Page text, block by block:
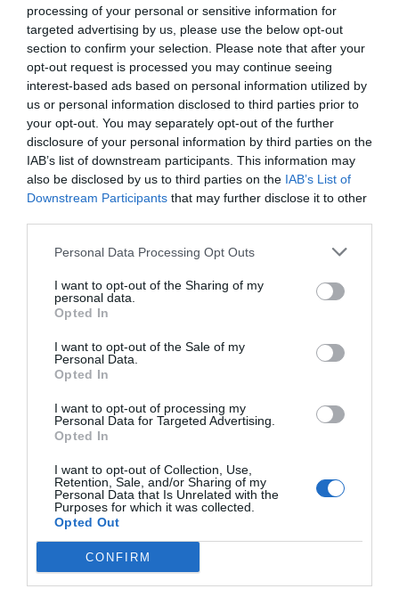
processing of your personal or sensitive information for
targeted advertising by us, please use the below opt-out
section to confirm your selection. Please note that after your
opt-out request is processed you may continue seeing
interest-based ads based on personal information utilized by
us or personal information disclosed to third parties prior to
your opt-out. You may separately opt-out of the further
disclosure of your personal information by third parties on the
IAB’s list of downstream participants. This information may
also be disclosed by us to third parties on the IAB’s List of
Downstream Participants that may further disclose it to other
Personal Data Processing Opt Outs
I want to opt-out of the Sharing of my
personal data.
Opted In
I want to opt-out of the Sale of my
Personal Data.
Opted In
I want to opt-out of processing my
Personal Data for Targeted Advertising.
Opted In
I want to opt-out of Collection, Use,
Retention, Sale, and/or Sharing of my
Personal Data that Is Unrelated with the
Purposes for which it was collected.
Opted Out
CONFIRM